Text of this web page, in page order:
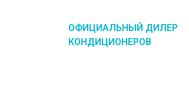
ОФИЦИАЛЬНЫЙ ДИЛЕР
КОНДИЦИОНЕРОВ